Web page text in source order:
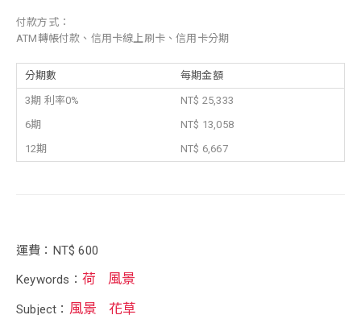
付款方式：
ATM轉帳付款、信用卡線上刷卡、信用卡分期
分期數 每期金額
3期 利率0%
NT$ 25,333
6期
NT$ 13,058
12期
NT$ 6,667
運費：NT$ 600
Keywords： 荷 風景
Subject： 風景 花草